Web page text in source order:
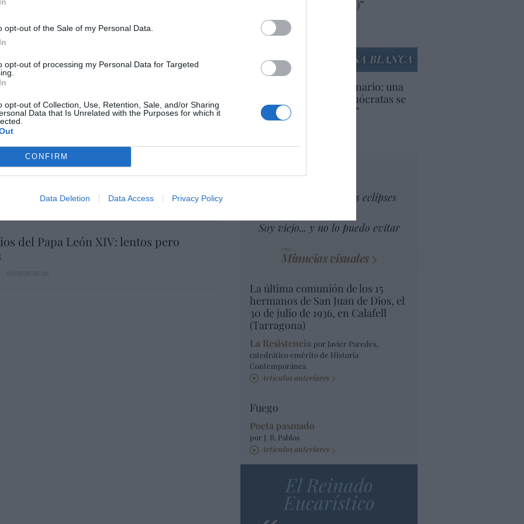
opt-out of the Sale of my Personal Data.
opt-out of processing my Personal Data for Targeted
opt-out of Collection, Use, Retention, Sale, and/or Sharing
Data that Is Unrelated with the Purposes for which it
CONFIRM
Data Deletion Data Access Privacy Policy
Patria
08/26 06:00
presidenciales demócratas 2028. El
Pete Buttigieg regresa a escena y lo
las peores propuestas de Biden
del Papa León XIV: lentos pero
americanas (y europeas)”
por Ana Sánchez Arjona
Artículos anteriores
LA CASA BLANCA
EEUU. Inquietante escenario: una
tercera parte de los demócratas se
define como “socialista”
Dios es el señor de los eclipses
Soy viejo... y no lo puedo evitar
Minucias visuales
La última comunión de los 15
hermanos de San Juan de Dios, el
30 de julio de 1936, en Calafell
(Tarragona)
La Resistencia por Javier Paredes,
catedrático emérito de Historia
Contemporánea
Artículos anteriores
Fuego
Poeta pasmado
por J. R. Pablos
Artículos anteriores
El Reinado
Eucarístico